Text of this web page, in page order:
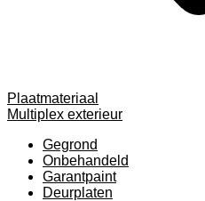
Plaatmateriaal
Multiplex exterieur
Gegrond
Onbehandeld
Garantpaint
Deurplaten